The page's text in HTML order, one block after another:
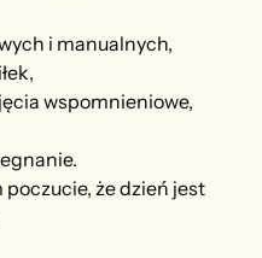
i manualnych,
wspomnieniowe,
że dzień jest